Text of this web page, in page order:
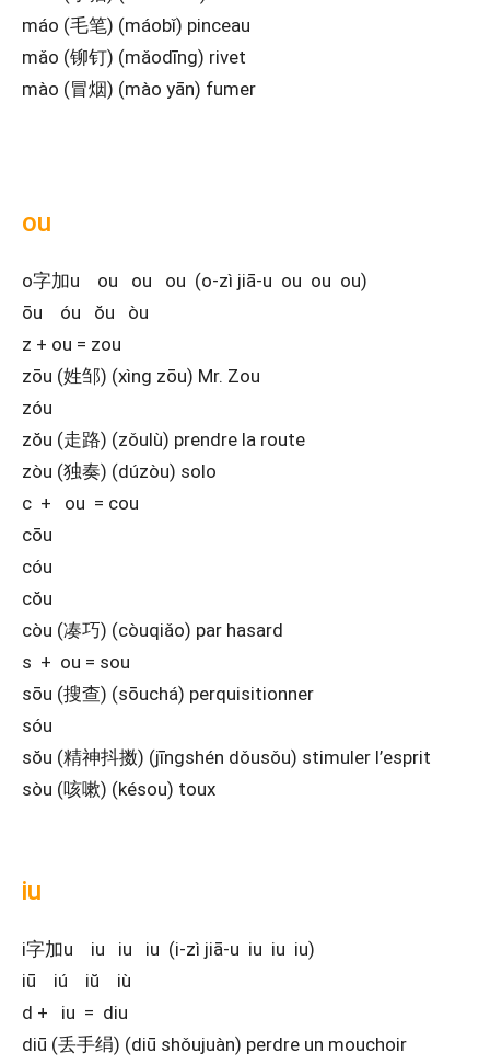
máo (毛笔) (máobǐ) pinceau
mǎo (铆钉) (mǎodīng) rivet
mào (冒烟) (mào yān) fumer
ou
o字加u ou ou ou (o-zì jiā-u ou ou ou)
ōu óu ŏu òu
z + ou = zou
zōu (姓邹) (xìng zōu) Mr. Zou
zóu
zŏu (走路) (zǒulù) prendre la route
zòu (独奏) (dúzòu) solo
c + ou = cou
cōu
cóu
cŏu
còu (凑巧) (còuqiǎo) par hasard
s + ou = sou
sōu (搜查) (sōuchá) perquisitionner
sóu
sŏu (精神抖擞) (jīngshén dǒusǒu) stimuler l’esprit
sòu (咳嗽) (késou) toux
iu
i字加u iu iu iu (i-zì jiā-u iu iu iu)
iū iú iŭ iù
d + iu = diu
diū (丢手绢) (diū shǒujuàn) perdre un mouchoir